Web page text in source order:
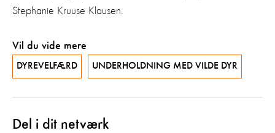
Stephanie Kruuse Klausen.
Vil du vide mere
DYREVELFÆRD UNDERHOLDNING MED VILDE DYR
Del i dit netværk